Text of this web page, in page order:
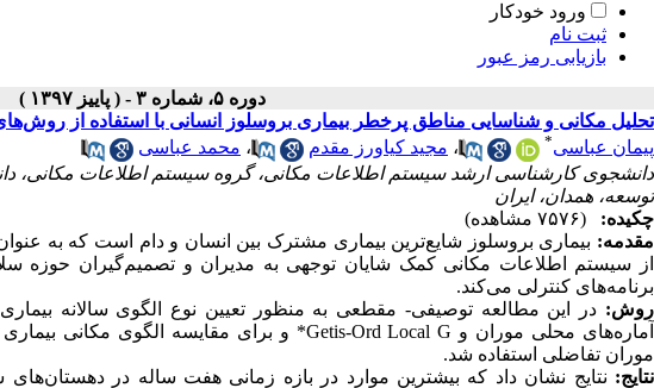
ورود خودکار
ثبت نام
بازیابی رمز عبور
دوره ۵، شماره ۳ - ( پاییز ۱۳۹۷ )
تحلیل مکانی و شناسایی مناطق پرخطر بیماری بروسلوز انسانی با استفاده از
پیمان عباسی* ، مجید کیاورز مقدم ، محمد عباسی
دانشجوی کارشناسی ارشد سیستم اطلاعات مکانی، گروه سیستم اطلاعات مکانی‌،
توسعه، همدان، ایران
چکیده:
(۷۵۷۶ مشاهده)
مقدمه: بیماری بروسلوز شایع‌ترین بیماری مشترک بین انسان و دام است که به
از سیستم اطلاعات مکانی کمک شایان توجهی به مدیران و تصمیم‌گیران
برنامه‌های کنترلی می‌کند.
روش: در این مطالعه توصیفی- مقطعی به منظور تعیین نوع الگوی سالانه
آماره‌‌های محلی موران و Getis-Ord Local G* و برای مقایسه الگوی مکانی
موران تفاضلی استفاده شد.
نتایج: نتایج نشان داد که بیشترین موارد در بازه زمانی هفت ساله در